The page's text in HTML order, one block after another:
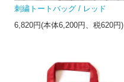
刺繍トートバッグ / レッド
6,820円(本体6,200円、税620円)